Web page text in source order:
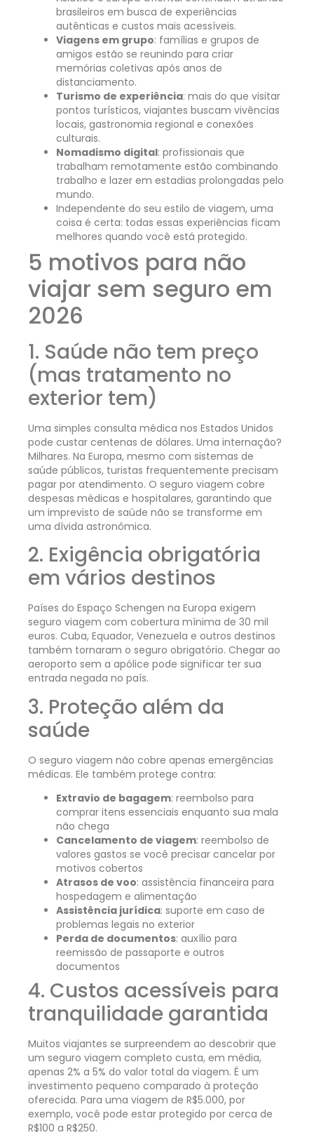
brasileiros em busca de experiências
autênticas e custos mais acessíveis.
Viagens em grupo: famílias e grupos de
amigos estão se reunindo para criar
memórias coletivas após anos de
distanciamento.
Turismo de experiência: mais do que visitar
pontos turísticos, viajantes buscam vivências
locais, gastronomia regional e conexões
culturais.
Nomadismo digital: profissionais que
trabalham remotamente estão combinando
trabalho e lazer em estadias prolongadas pelo
mundo.
Independente do seu estilo de viagem, uma
coisa é certa: todas essas experiências ficam
melhores quando você está protegido.
5 motivos para não
viajar sem seguro em
2026
1. Saúde não tem preço
(mas tratamento no
exterior tem)
Uma simples consulta médica nos Estados Unidos
pode custar centenas de dólares. Uma internação?
Milhares. Na Europa, mesmo com sistemas de
saúde públicos, turistas frequentemente precisam
pagar por atendimento. O seguro viagem cobre
despesas médicas e hospitalares, garantindo que
um imprevisto de saúde não se transforme em
uma dívida astronômica.
2. Exigência obrigatória
em vários destinos
Países do Espaço Schengen na Europa exigem
seguro viagem com cobertura mínima de 30 mil
euros. Cuba, Equador, Venezuela e outros destinos
também tornaram o seguro obrigatório. Chegar ao
aeroporto sem a apólice pode significar ter sua
entrada negada no país.
3. Proteção além da
saúde
O seguro viagem não cobre apenas emergências
médicas. Ele também protege contra:
Extravio de bagagem: reembolso para
comprar itens essenciais enquanto sua mala
não chega
Cancelamento de viagem: reembolso de
valores gastos se você precisar cancelar por
motivos cobertos
Atrasos de voo: assistência financeira para
hospedagem e alimentação
Assistência jurídica: suporte em caso de
problemas legais no exterior
Perda de documentos: auxílio para
reemissão de passaporte e outros
documentos
4. Custos acessíveis para
tranquilidade garantida
Muitos viajantes se surpreendem ao descobrir que
um seguro viagem completo custa, em média,
apenas 2% a 5% do valor total da viagem. É um
investimento pequeno comparado à proteção
oferecida. Para uma viagem de R$5.000, por
exemplo, você pode estar protegido por cerca de
R$100 a R$250.